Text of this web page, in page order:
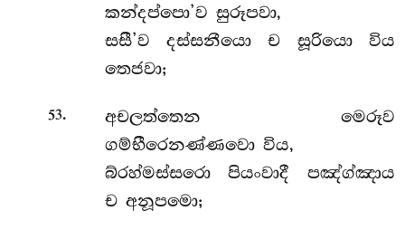
කන්දප්පො’ව සුරූපවා,
සසී’ව දස්සනීයො ච සූරියො විය
තෙජවා;
53.
අචලත්තෙන මෙරූව
ගම්භීරෙනණ්ණවො විය,
බ්රහ්මස්සරො පියංවාදී පඤ්ග්ඤාය
ච අනූපමො;